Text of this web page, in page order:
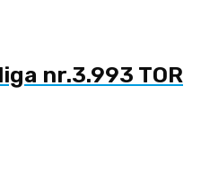
nr.3.993 TOR